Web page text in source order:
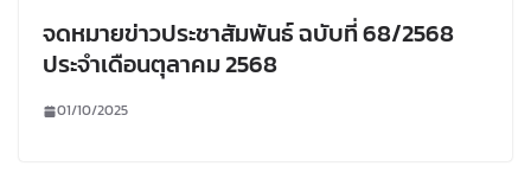
จดหมายข่าวประชาสัมพันธ์ ฉบับที่ 68/2568
ประจำเดือนตุลาคม 2568
01/10/2025